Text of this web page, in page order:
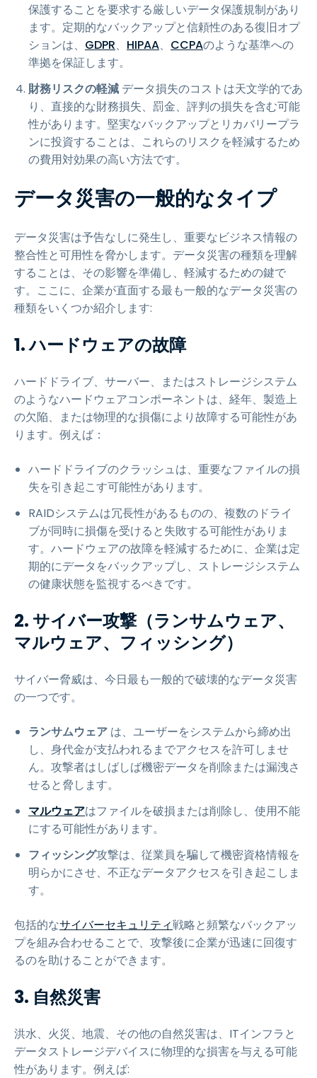
保護することを要求する厳しいデータ保護規制があり
ます。定期的なバックアップと信頼性のある復旧オプ
ションは、 GDPR、 HIPAA、 CCPAのような基準への
準拠を保証します。
財務リスクの軽減 データ損失のコストは天文学的であ
り、直接的な財務損失、罰金、評判の損失を含む可能
性があります。堅実なバックアップとリカバリープラ
ンに投資することは、これらのリスクを軽減するため
の費用対効果の高い方法です。
データ災害の一般的なタイプ
データ災害は予告なしに発生し、重要なビジネス情報の
整合性と可用性を脅かします。データ災害の種類を理解
することは、その影響を準備し、軽減するための鍵で
す。ここに、企業が直面する最も一般的なデータ災害の
種類をいくつか紹介します:
1. ハードウェアの故障
ハードドライブ、サーバー、またはストレージシステム
のようなハードウェアコンポーネントは、経年、製造上
の欠陥、または物理的な損傷により故障する可能性があ
ります。例えば：
ハードドライブのクラッシュは、重要なファイルの損
失を引き起こす可能性があります。
RAIDシステムは冗長性があるものの、複数のドライ
ブが同時に損傷を受けると失敗する可能性がありま
す。ハードウェアの故障を軽減するために、企業は定
期的にデータをバックアップし、ストレージシステム
の健康状態を監視するべきです。
2. サイバー攻撃（ランサムウェア、
マルウェア、フィッシング）
サイバー脅威は、今日最も一般的で破壊的なデータ災害
の一つです。
ランサムウェア は、ユーザーをシステムから締め出
し、身代金が支払われるまでアクセスを許可しませ
ん。攻撃者はしばしば機密データを削除または漏洩さ
せると脅します。
マルウェアはファイルを破損または削除し、使用不能
にする可能性があります。
フィッシング攻撃は、従業員を騙して機密資格情報を
明らかにさせ、不正なデータアクセスを引き起こしま
す。
包括的なサイバーセキュリティ戦略と頻繁なバックアッ
プを組み合わせることで、攻撃後に企業が迅速に回復す
るのを助けることができます。
3. 自然災害
洪水、火災、地震、その他の自然災害は、ITインフラと
データストレージデバイスに物理的な損害を与える可能
性があります。例えば: